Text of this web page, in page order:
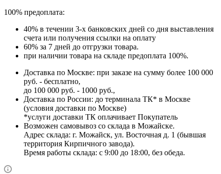
100% предоплата:
40% в течении 3-х банковских дней со дня выставления
счета или получения ссылки на оплату
60% за 7 дней до отгрузки товара.
при наличии товара на складе предоплата 100%.
Доставка по Москве: при заказе на сумму более 100 000
руб. - бесплатно,
до 100 000 руб. - 1000 руб.,
Доставка по России: до терминала ТК* в Москве
(условия доставки по Москве)
*услуги доставки ТК оплачивает Покупатель
Возможен самовывоз со склада в Можайске.
Адрес склада: г. Можайск, ул. Восточная д. 1 (бывшая
территория Кирпичного завода).
Время работы склада: с 9:00 до 18:00, без обеда.